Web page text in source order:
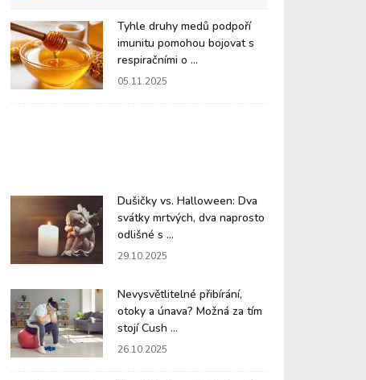
Tyhle druhy medů podpoří
imunitu pomohou bojovat s
respiračními o ...
05.11.2025
Dušičky vs. Halloween: Dva
svátky mrtvých, dva naprosto
odlišné s ...
29.10.2025
Nevysvětlitelné přibírání,
otoky a únava? Možná za tím
stojí Cush ...
26.10.2025